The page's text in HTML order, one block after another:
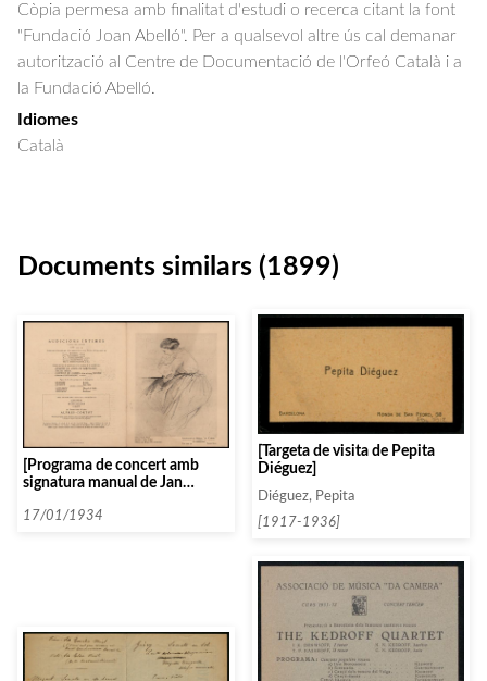
Còpia permesa amb finalitat d'estudi o recerca citant la font
"Fundació Joan Abelló". Per a qualsevol altre ús cal demanar
autorització al Centre de Documentació de l'Orfeó Català i a
la Fundació Abelló.
Idiomes
Català
Documents similars (1899)
[Programa de concert amb
signatura manual de Jan
17/01/1934
[Targeta de visita de Pepita
Diéguez]
Diéguez, Pepita
[1917-1936]